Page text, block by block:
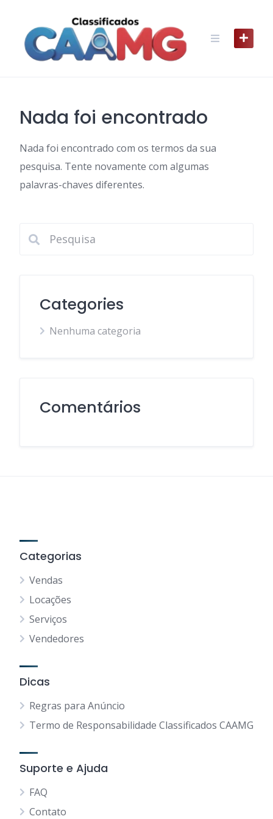
content
Nada foi encontrado
Nada foi encontrado com os termos da sua
pesquisa. Tente novamente com algumas
palavras-chaves diferentes.
Categories
Nenhuma categoria
Comentários
Categorias
Vendas
Locações
Serviços
Vendedores
Dicas
Regras para Anúncio
Termo de Responsabilidade Classificados CAAMG
Suporte e Ajuda
FAQ
Contato